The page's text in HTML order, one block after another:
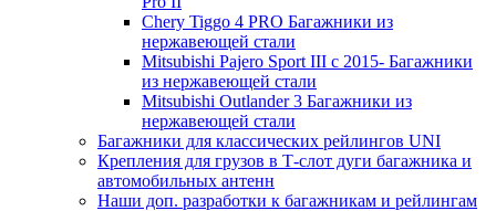
Chery Tiggo 4 PRO Багажники из
нержавеющей стали
Mitsubishi Pajero Sport III с 2015- Багажники
из нержавеющей стали
Mitsubishi Outlander 3 Багажники из
нержавеющей стали
Багажники для классических рейлингов UNI
Крепления для грузов в Т-слот дуги багажника и
автомобильных антенн
Наши доп. разработки к багажникам и рейлингам